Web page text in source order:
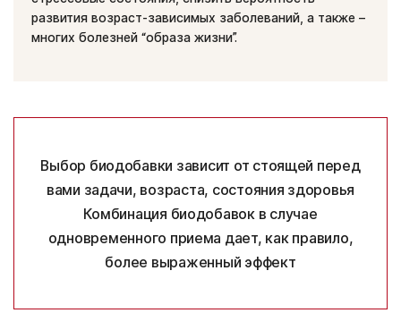
развития возраст-зависимых заболеваний, а также –
многих болезней “образа жизни”.
Выбор биодобавки зависит от стоящей перед
вами задачи, возраста, состояния здоровья
Комбинация биодобавок в случае
одновременного приема дает, как правило,
более выраженный эффект